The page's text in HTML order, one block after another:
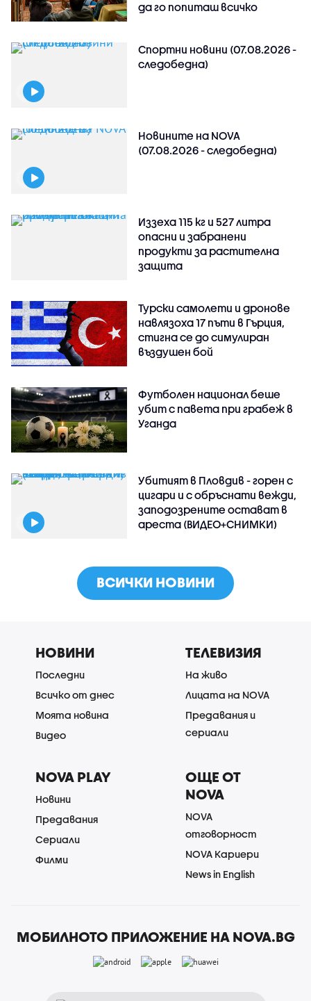
да го попиташ всичко
Спортни новини (07.08.2026 -
следобедна)
Новините на NOVA
(07.08.2026 - следобедна)
Иззеха 115 кг и 527 литра
опасни и забранени
продукти за растителна
защита
Турски самолети и дронове
навлязоха 17 пъти в Гърция,
стигна се до симулиран
въздушен бой
Футболен национал беше
убит с павета при грабеж в
Уганда
Убитият в Пловдив - горен с
цигари и с обръснати вежди,
заподозрените остават в
ареста (ВИДЕО+СНИМКИ)
ВСИЧКИ НОВИНИ
НОВИНИ
Последни
Всичко от днес
Моята новина
Видео
ТЕЛЕВИЗИЯ
На живо
Лицата на NOVA
Предавания и
сериали
NOVA PLAY
Новини
Предавания
Сериали
Филми
ОЩЕ ОТ
NOVA
NOVA
отговорност
NOVA Кариери
News in English
МОБИЛНОТО ПРИЛОЖЕНИЕ НА NOVA.BG